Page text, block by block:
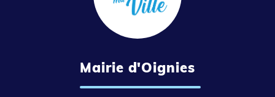
Mairie d'Oignies